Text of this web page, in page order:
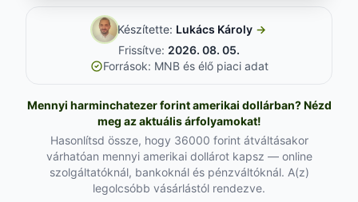
Készítette: Lukács Károly →
Frissítve: 2026. 08. 05.
Források: MNB és élő piaci adat
Mennyi harminchatezer forint amerikai dollárban? Nézd
meg az aktuális árfolyamokat!
Hasonlítsd össze, hogy 36000 forint átváltásakor
várhatóan mennyi amerikai dollárot kapsz — online
szolgáltatóknál, bankoknál és pénzváltóknál. A(z)
legolcsóbb vásárlástól rendezve.